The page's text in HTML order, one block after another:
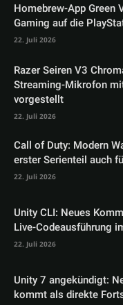
Homebrew-App Green
Gaming auf die
22. Juli 2026
Razer Seiren V3
Streaming-Mikrofon
vorgestellt
22. Juli 2026
Call of Duty: Modern
erster Serienteil auch
22. Juli 2026
Unity CLI: Neues
Live-Codeausführung
22. Juli 2026
Unity 7 angekündigt:
kommt als direkte